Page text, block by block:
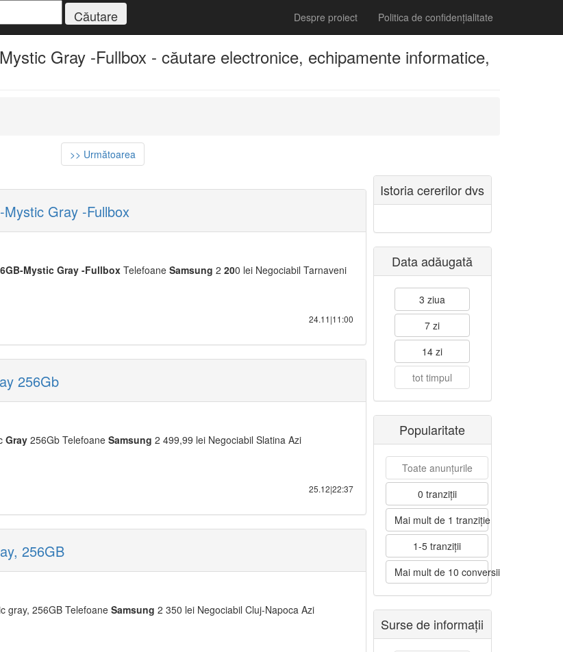
Despre proiect Politica de confidențialitate
Gray -Fullbox - căutare electronice, echipamente informatice,
>> Următoarea
Gray -Fullbox
Mystic Gray -Fullbox Telefoane Samsung 2 200 lei Negociabil Tarnaveni
24.11|11:00
256Gb
Gray 256Gb Telefoane Samsung 2 499,99 lei Negociabil Slatina Azi
25.12|22:37
256GB
gray, 256GB Telefoane Samsung 2 350 lei Negociabil Cluj-Napoca Azi
Istoria cererilor dvs
Data adăugată
3 ziua
7 zi
14 zi
tot timpul
Popularitate
Toate anunțurile
0 tranziții
Mai mult de 1 tranziție
1-5 tranziții
Mai mult de 10 conversii
Surse de informații